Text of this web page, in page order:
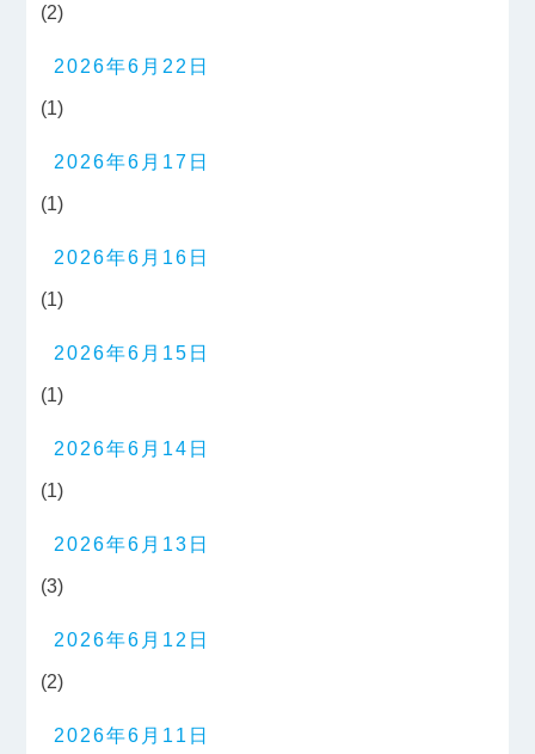
(2)
2026年6月22日
(1)
2026年6月17日
(1)
2026年6月16日
(1)
2026年6月15日
(1)
2026年6月14日
(1)
2026年6月13日
(3)
2026年6月12日
(2)
2026年6月11日